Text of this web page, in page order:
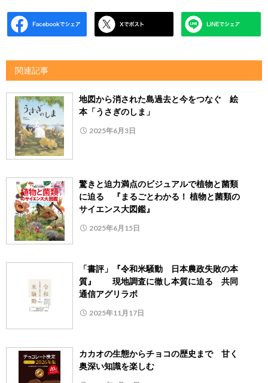
関連記事
地図から消された島過去と今をつなぐ 絵
本「うさぎのしま」
2025年6月3日
驚きと迫力満点のビジュアルで植物と菌類
に迫る 『まるごとわかる！ 植物と菌類の
サイエンス大図鑑』
2025年6月15日
「書評」『令和米騒動 日本農政失敗の本
質』 現地調査に徹し本質に迫る 共同
通信アグリラボ
2025年11月17日
カカオの生態からチョコの歴史まで 甘く
奥深い知識を楽しむ